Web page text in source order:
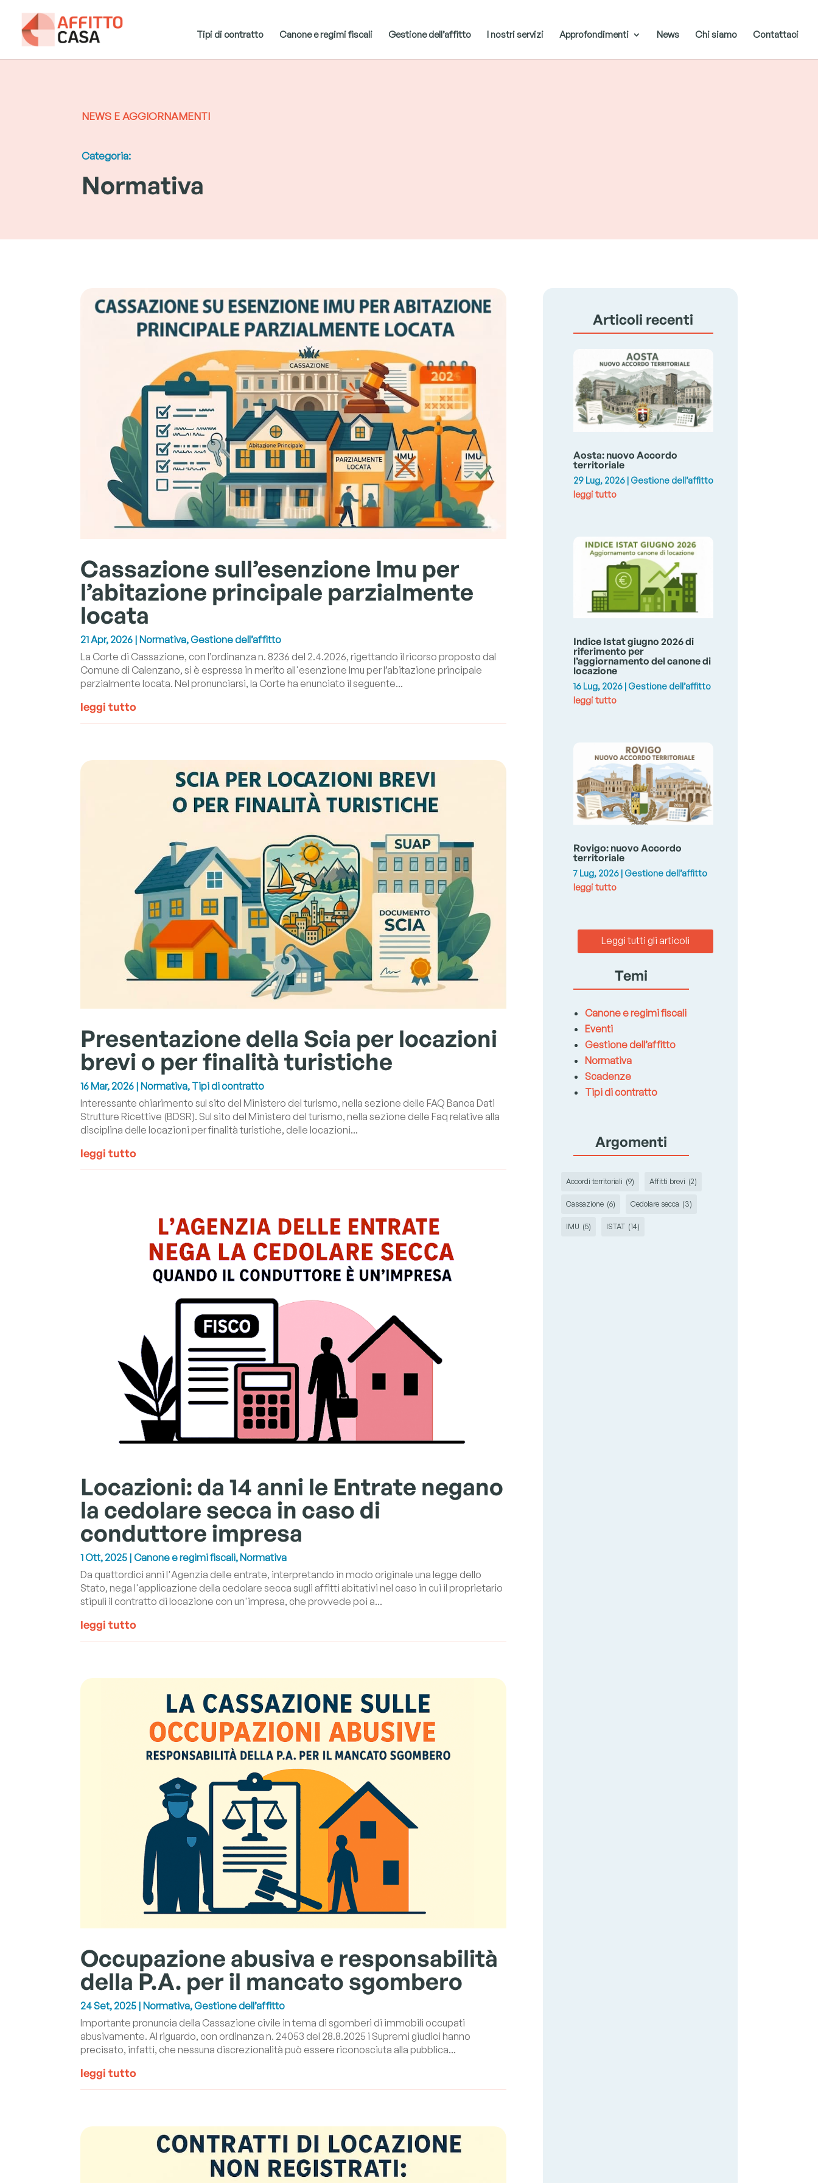
Tipi di contratto Canone e regimi fiscali Gestione dell’affitto I nostri servizi Approfondimenti News Chi siamo Contattaci
NEWS E AGGIORNAMENTI
Categoria:
Normativa
Cassazione sull’esenzione Imu per
l’abitazione principale parzialmente
locata
21 Apr, 2026 | Normativa,Gestione dell’affitto
La Corte di Cassazione, con l’ordinanza n. 8236 del 2.4.2026, rigettando il ricorso proposto dal
Comune di Calenzano, si è espressa in merito all'esenzione Imu per l’abitazione principale
parzialmente locata. Nel pronunciarsi, la Corte ha enunciato il seguente...
leggi tutto
Presentazione della Scia per locazioni
brevi o per finalità turistiche
16 Mar, 2026 | Normativa, Tipi di contratto
Interessante chiarimento sul sito del Ministero del turismo, nella sezione delle FAQ Banca Dati
Strutture Ricettive (BDSR). Sul sito del Ministero del turismo, nella sezione delle Faq relative alla
disciplina delle locazioni per finalità turistiche, delle locazioni...
leggi tutto
Locazioni: da 14 anni le Entrate negano
la cedolare secca in caso di
conduttore impresa
1 Ott, 2025 | Canone e regimi fiscali, Normativa
Da quattordici anni l'Agenzia delle entrate, interpretando in modo originale una legge dello
Stato, nega l'applicazione della cedolare secca sugli affitti abitativi nel caso in cui il proprietario
stipuli il contratto di locazione con un'impresa, che provvede poi a...
leggi tutto
Occupazione abusiva e responsabilità
della P.A. per il mancato sgombero
24 Set, 2025 | Normativa,Gestione dell’affitto
Importante pronuncia della Cassazione civile in tema di sgomberi di immobili occupati
abusivamente. Al riguardo, con ordinanza n. 24053 del 28.8.2025 i Supremi giudici hanno
precisato, infatti, che nessuna discrezionalità può essere riconosciuta alla pubblica...
leggi tutto
Articoli recenti
Aosta: nuovo Accordo
territoriale
29 Lug, 2026| Gestione dell’affitto
leggi tutto
Indice Istat giugno 2026 di
riferimento per
l’aggiornamento del canone di
locazione
16 Lug, 2026| Gestione dell’affitto
leggi tutto
Rovigo: nuovo Accordo
territoriale
7 Lug, 2026| Gestione dell’affitto
leggi tutto
Leggi tutti gli articoli
Temi
Canone e regimi fiscali
Eventi
Gestione dell’affitto
Normativa
Scadenze
Tipi di contratto
Argomenti
Accordi territoriali (9) Affitti brevi (2)
Cassazione (6) Cedolare secca (3)
IMU (5) ISTAT (14)